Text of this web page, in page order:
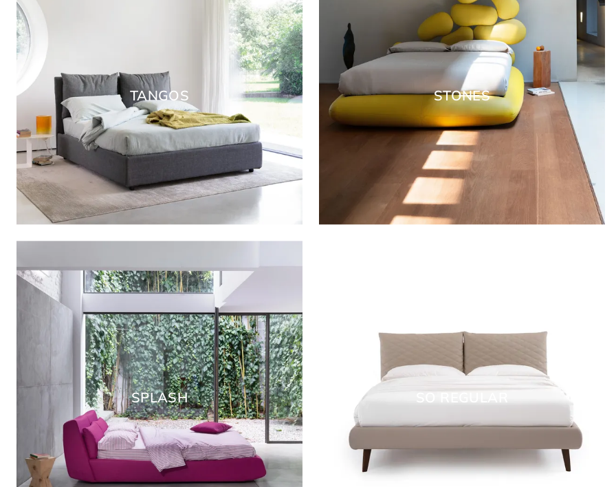
TANGOS STONES
SPLASH